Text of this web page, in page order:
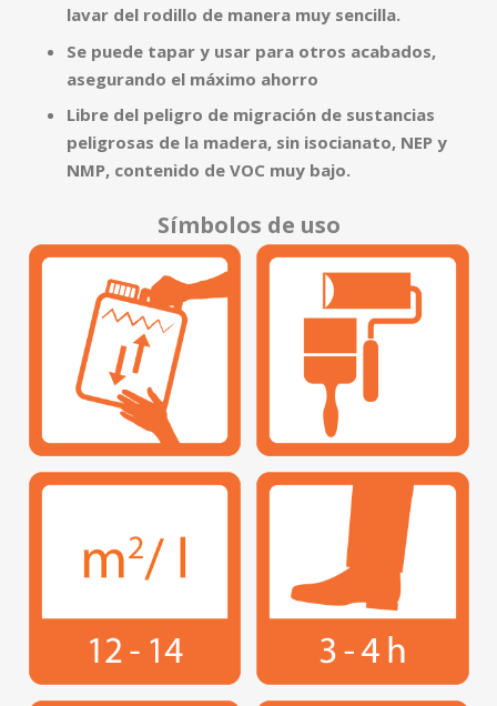
lavar del rodillo de manera muy sencilla.
Se puede tapar y usar para otros acabados,
asegurando el máximo ahorro
Libre del peligro de migración de sustancias
peligrosas de la madera, sin isocianato, NEP y
NMP, contenido de VOC muy bajo.
Símbolos de uso